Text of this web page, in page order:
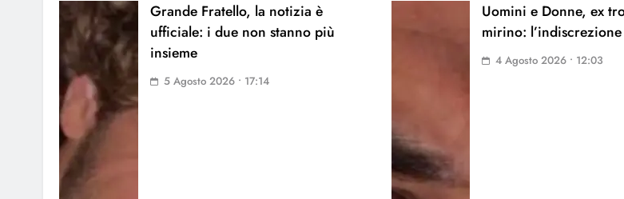
Grande Fratello, la notizia è
ufficiale: i due non stanno più
insieme
5 Agosto 2026 • 17:14
Uomini e Donne, ex
mirino: l’indiscrezione
4 Agosto 2026 • 12:03